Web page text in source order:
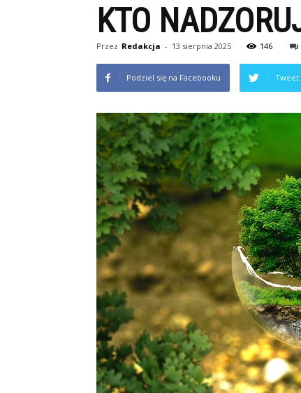
KTO
Przez Redakcja - 13 sierpnia 2025 146
Podziel się na Facebooku Tweet